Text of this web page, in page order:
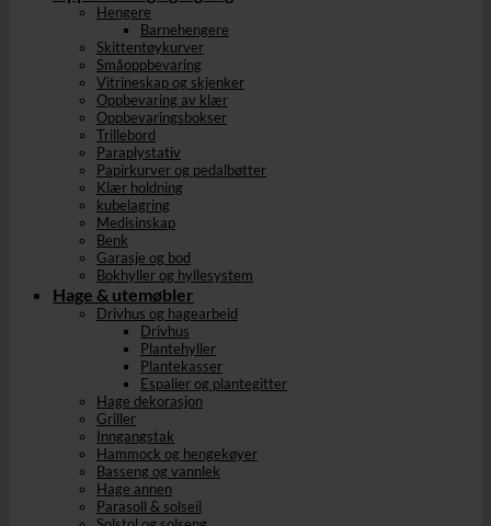
Hengere
Barnehengere
Skittentøykurver
Småoppbevaring
Vitrineskap og skjenker
Oppbevaring av klær
Oppbevaringsbokser
Trillebord
Paraplystativ
Papirkurver og pedalbøtter
Klær holdning
kubelagring
Medisinskap
Benk
Garasje og bod
Bokhyller og hyllesystem
Hage & utemøbler
Drivhus og hagearbeid
Drivhus
Plantehyller
Plantekasser
Espalier og plantegitter
Hage dekorasjon
Griller
Inngangstak
Hammock og hengekøyer
Basseng og vannlek
Hage annen
Parasoll & solseil